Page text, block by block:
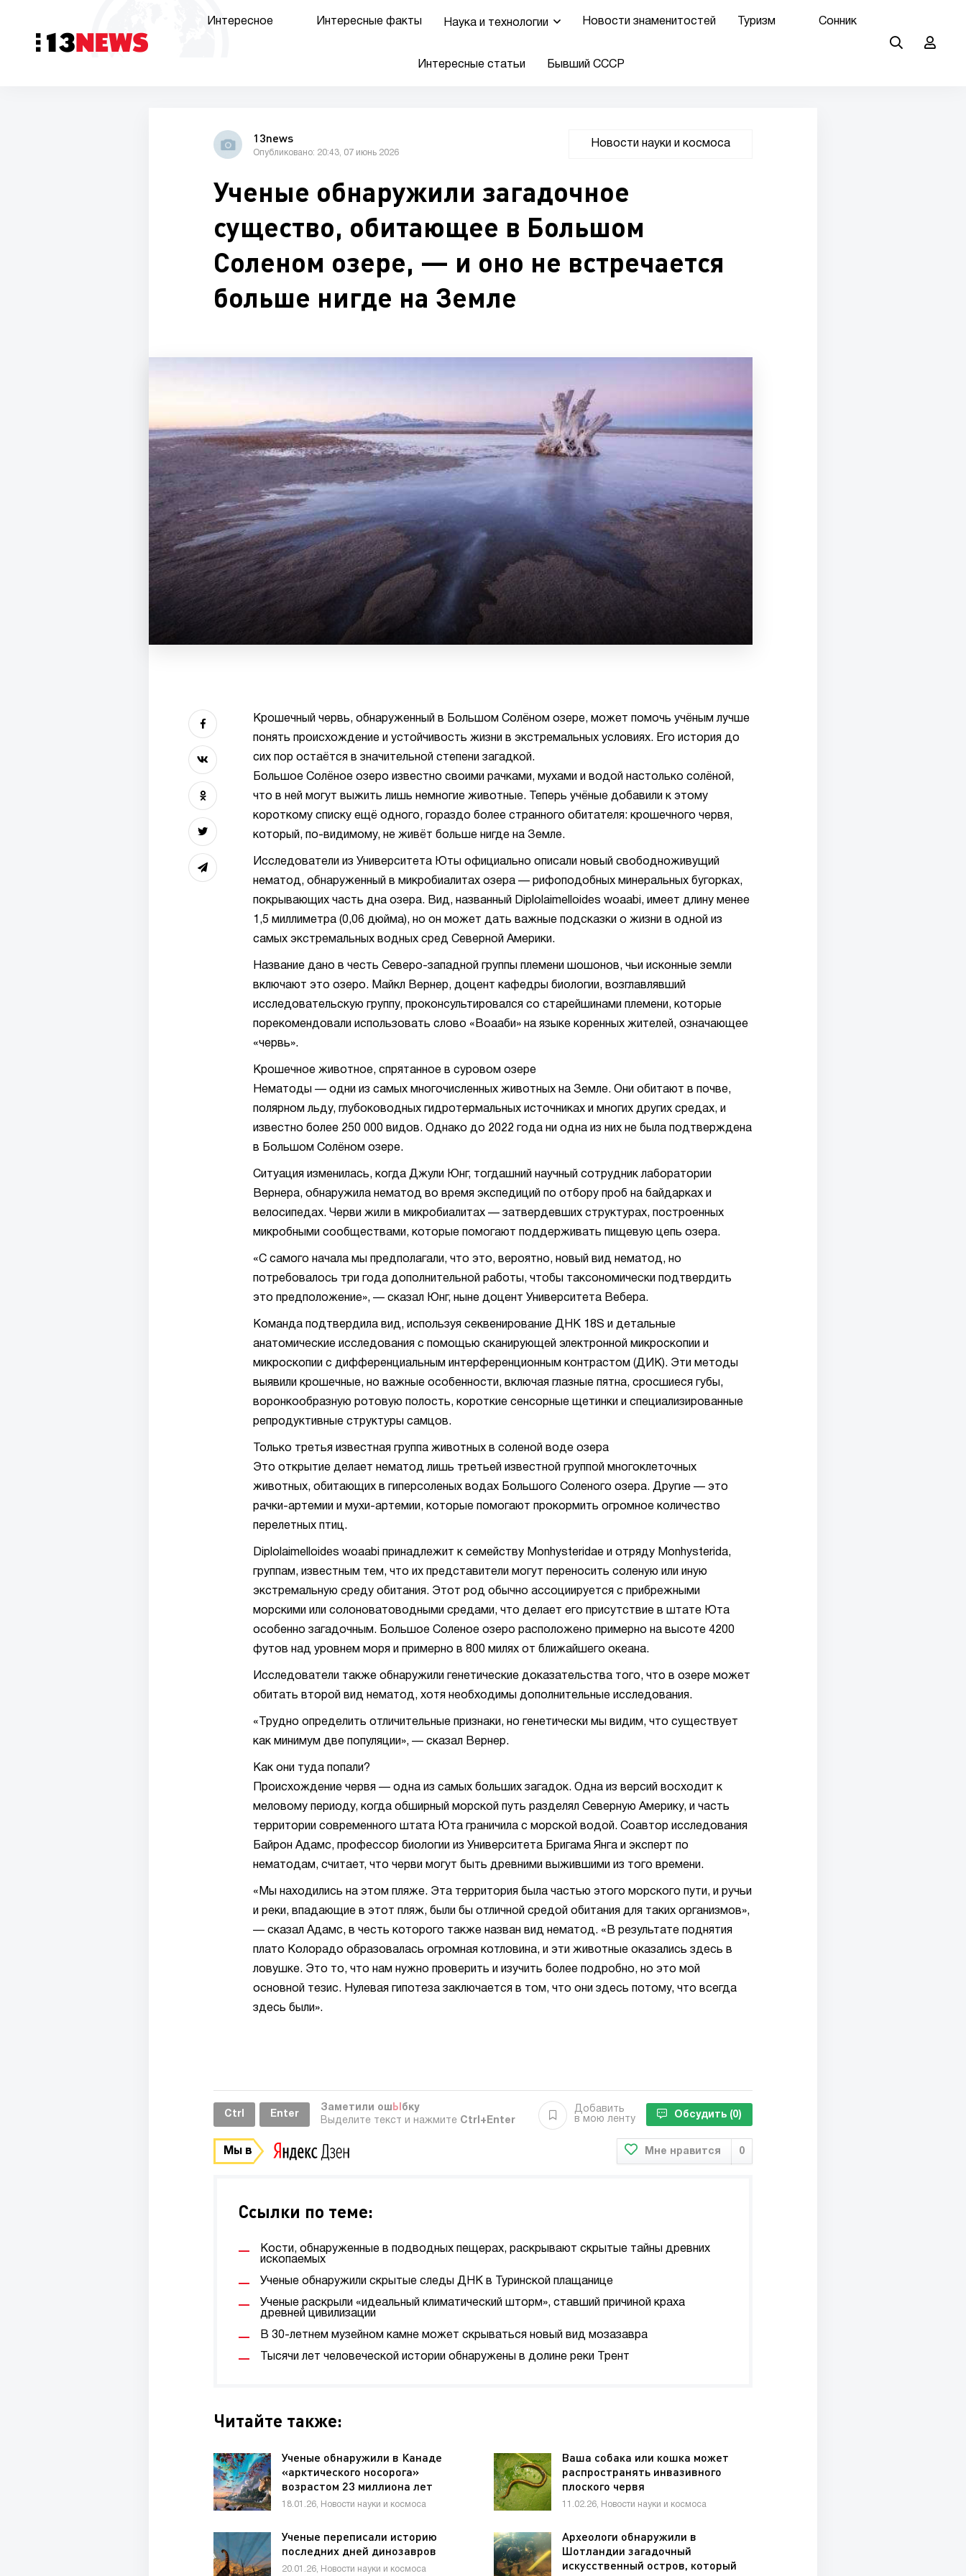
Интересное Интересные факты Наука и технологии Новости знаменитостей Туризм Сонник
Интересные статьи Бывший СССР
13news
Опубликовано: 20:43, 07 июнь 2026
Новости науки и космоса
Ученые обнаружили загадочное
существо, обитающее в Большом
Соленом озере, — и оно не встречается
больше нигде на Земле
Крошечный червь, обнаруженный в Большом Солёном озере, может помочь учёным лучше
понять происхождение и устойчивость жизни в экстремальных условиях. Его история до
сих пор остаётся в значительной степени загадкой.
Большое Солёное озеро известно своими рачками, мухами и водой настолько солёной,
что в ней могут выжить лишь немногие животные. Теперь учёные добавили к этому
короткому списку ещё одного, гораздо более странного обитателя: крошечного червя,
который, по-видимому, не живёт больше нигде на Земле.
Исследователи из Университета Юты официально описали новый свободноживущий
нематод, обнаруженный в микробиалитах озера — рифоподобных минеральных бугорках,
покрывающих часть дна озера. Вид, названный Diplolaimelloides woaabi, имеет длину менее
1,5 миллиметра (0,06 дюйма), но он может дать важные подсказки о жизни в одной из
самых экстремальных водных сред Северной Америки.
Название дано в честь Северо-западной группы племени шошонов, чьи исконные земли
включают это озеро. Майкл Вернер, доцент кафедры биологии, возглавлявший
исследовательскую группу, проконсультировался со старейшинами племени, которые
порекомендовали использовать слово «Воааби» на языке коренных жителей, означающее
«червь».
Крошечное животное, спрятанное в суровом озере
Нематоды — одни из самых многочисленных животных на Земле. Они обитают в почве,
полярном льду, глубоководных гидротермальных источниках и многих других средах, и
известно более 250 000 видов. Однако до 2022 года ни одна из них не была подтверждена
в Большом Солёном озере.
Ситуация изменилась, когда Джули Юнг, тогдашний научный сотрудник лаборатории
Вернера, обнаружила нематод во время экспедиций по отбору проб на байдарках и
велосипедах. Черви жили в микробиалитах — затвердевших структурах, построенных
микробными сообществами, которые помогают поддерживать пищевую цепь озера.
«С самого начала мы предполагали, что это, вероятно, новый вид нематод, но
потребовалось три года дополнительной работы, чтобы таксономически подтвердить
это предположение», — сказал Юнг, ныне доцент Университета Вебера.
Команда подтвердила вид, используя секвенирование ДНК 18S и детальные
анатомические исследования с помощью сканирующей электронной микроскопии и
микроскопии с дифференциальным интерференционным контрастом (ДИК). Эти методы
выявили крошечные, но важные особенности, включая глазные пятна, сросшиеся губы,
воронкообразную ротовую полость, короткие сенсорные щетинки и специализированные
репродуктивные структуры самцов.
Только третья известная группа животных в соленой воде озера
Это открытие делает нематод лишь третьей известной группой многоклеточных
животных, обитающих в гиперсоленых водах Большого Соленого озера. Другие — это
рачки-артемии и мухи-артемии, которые помогают прокормить огромное количество
перелетных птиц.
Diplolaimelloides woaabi принадлежит к семейству Monhysteridae и отряду Monhysterida,
группам, известным тем, что их представители могут переносить соленую или иную
экстремальную среду обитания. Этот род обычно ассоциируется с прибрежными
морскими или солоноватоводными средами, что делает его присутствие в штате Юта
особенно загадочным. Большое Соленое озеро расположено примерно на высоте 4200
футов над уровнем моря и примерно в 800 милях от ближайшего океана.
Исследователи также обнаружили генетические доказательства того, что в озере может
обитать второй вид нематод, хотя необходимы дополнительные исследования.
«Трудно определить отличительные признаки, но генетически мы видим, что существует
как минимум две популяции», — сказал Вернер.
Как они туда попали?
Происхождение червя — одна из самых больших загадок. Одна из версий восходит к
меловому периоду, когда обширный морской путь разделял Северную Америку, и часть
территории современного штата Юта граничила с морской водой. Соавтор исследования
Байрон Адамс, профессор биологии из Университета Бригама Янга и эксперт по
нематодам, считает, что черви могут быть древними выжившими из того времени.
«Мы находились на этом пляже. Эта территория была частью этого морского пути, и ручьи
и реки, впадающие в этот пляж, были бы отличной средой обитания для таких организмов»,
— сказал Адамс, в честь которого также назван вид нематод. «В результате поднятия
плато Колорадо образовалась огромная котловина, и эти животные оказались здесь в
ловушке. Это то, что нам нужно проверить и изучить более подробно, но это мой
основной тезис. Нулевая гипотеза заключается в том, что они здесь потому, что всегда
здесь были».
Ctrl Enter
Заметили ош Ы бку
Выделите текст и нажмите Ctrl+Enter
Добавить
в мою ленту
Обсудить (0)
Мы в Мне нравится 0
Ссылки по теме:
Кости, обнаруженные в подводных пещерах, раскрывают скрытые тайны древних
ископаемых
Ученые обнаружили скрытые следы ДНК в Туринской плащанице
Ученые раскрыли «идеальный климатический шторм», ставший причиной краха
древней цивилизации
В 30-летнем музейном камне может скрываться новый вид мозазавра
Тысячи лет человеческой истории обнаружены в долине реки Трент
Читайте также:
Ученые обнаружили в Канаде
«арктического носорога»
возрастом 23 миллиона лет
18.01.26, Новости науки и космоса
Ваша собака или кошка может
распространять инвазивного
плоского червя
11.02.26, Новости науки и космоса
Ученые переписали историю
последних дней динозавров
20.01.26, Новости науки и космоса
Археологи обнаружили в
Шотландии загадочный
искусственный остров, который